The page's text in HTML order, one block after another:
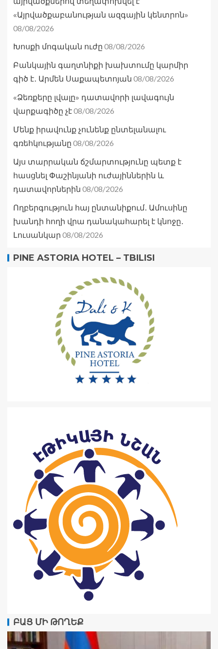
«Այրվածքաբանության ազգային կենտրոն»
08/08/2026
Խոսքի մոգական ուժը 08/08/2026
Բանկային գաղտնիքի խախտումը կարմիր
գիծ է․ Արմեն Սաքապետոյան 08/08/2026
«Ձեռքերը լվալը» դատավորի լավագույն
վարքագիծը չէ08/08/2026
Մենք իրավունք չունենք ընտելանալու
գռեհկությանը 08/08/2026
Այս տարրական ճշմարտությունը պետք է
հասցնել Փաշինյանի ուժայիններին և
դատավորներին 08/08/2026
Ողբերգություն հայ ընտանիքում․ Ամուսինը
խանդի հողի վրա դանակահարել է կնոջը․
Լուսանկար 08/08/2026
PINE ASTORIA HOTEL – TBILISI
ԲԱՑ ՄԻ ԹՈՂԵՔ